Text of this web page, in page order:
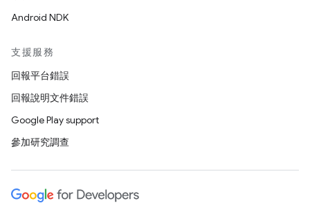
Android NDK
支援服務
回報平台錯誤
回報說明文件錯誤
Google Play support
參加研究調查